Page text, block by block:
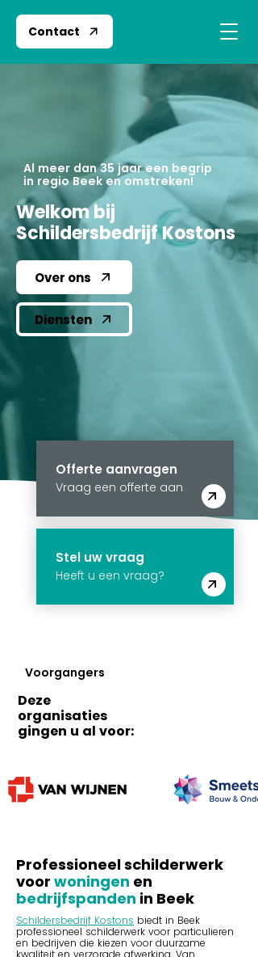
Contact
Al meer dan 35 jaar een begrip
in regio Beek en omstreken!
Welkom bij
Schildersbedrijf Kostons
Over ons
Diensten
Offerte aanvragen
Vraag een offerte aan
Stel uw vraag
Heeft u een vraag?
Voorgangers
Deze
organisaties
gingen u al voor:
Professioneel schilderwerk
voor woningen en
bedrijfspanden in Beek
Schildersbedrijf Kostons biedt in Beek
professioneel schilderwerk voor particulieren
en bedrijven die kiezen voor duurzame
kwaliteit en verzorgde afwerking. Van